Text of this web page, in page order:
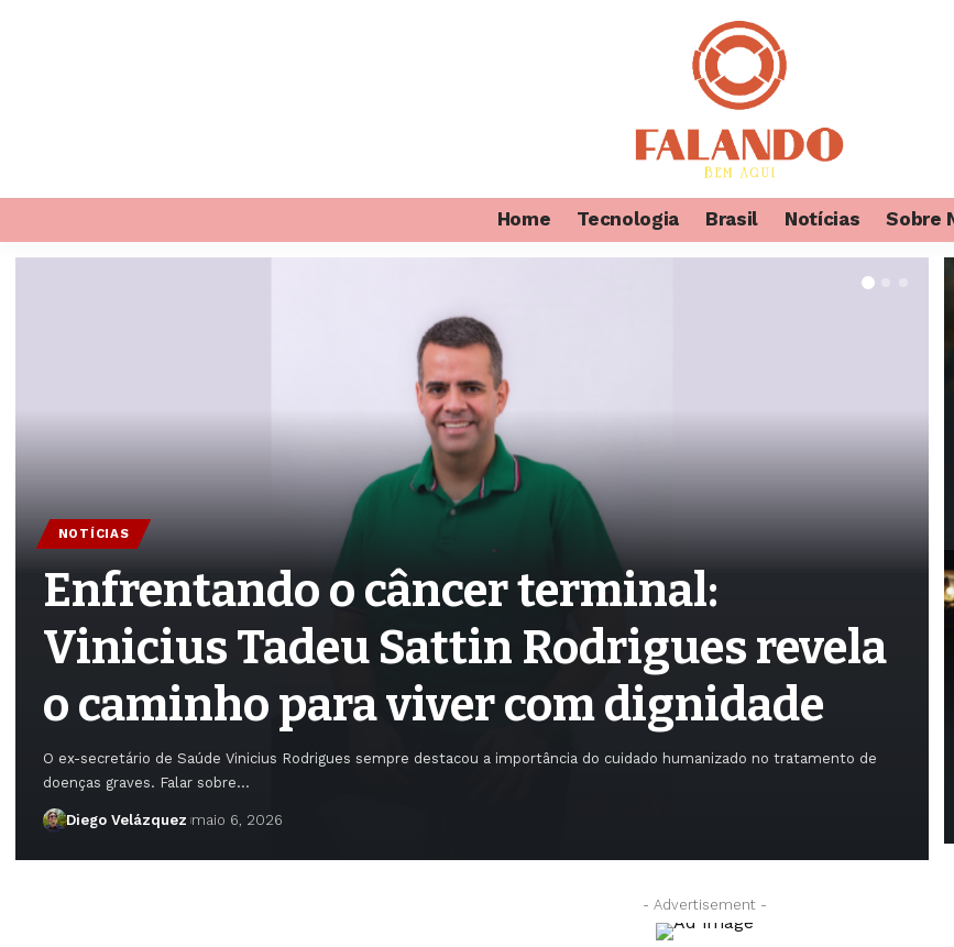
Home Tecnologia Brasil Notícias Sobre
NOTÍCIAS
Enfrentando o câncer terminal:
Vinicius Tadeu Sattin Rodrigues revela
o caminho para viver com dignidade
O ex-secretário de Saúde Vinicius Rodrigues sempre destacou a importância do cuidado humanizado no tratamento de
doenças graves. Falar sobre…
Diego Velázquez maio 6, 2026
- Advertisement -